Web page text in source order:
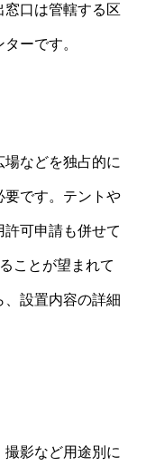
窓口は管轄する区
ーです。
などを独占的に
要です。テントや
可申請も併せて
ことが望まれて
、設置内容の詳細
影など用途別に